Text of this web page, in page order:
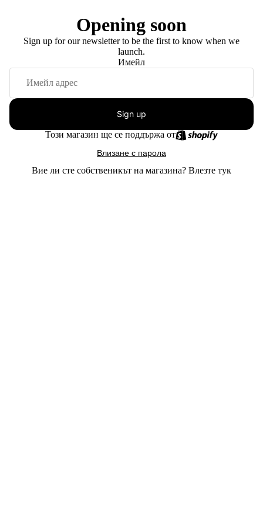
Opening soon
Sign up for our newsletter to be the first to know when we
launch.
Имейл
Sign up
Този магазин ще се поддържа от
Влизане с парола
Вие ли сте собственикът на магазина? Влезте тук